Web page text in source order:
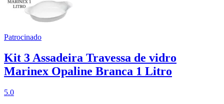
Patrocinado
Kit 3 Assadeira Travessa de vidro
Marinex Opaline Branca 1 Litro
5.0